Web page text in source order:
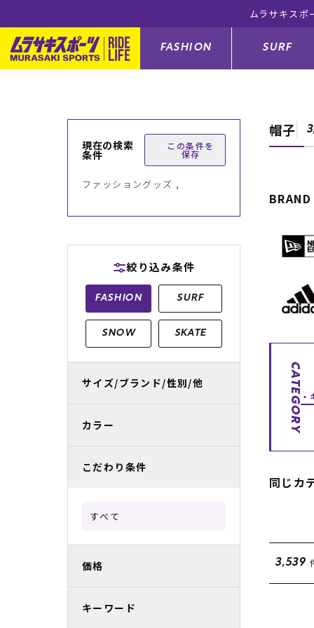
ムラサキス
FASHION
シューズ
バッグ ファッシ
メンズ水着 メンズラ
レディースラッシュガード
SURF
サーフボ
ボディーボード スキムボ
GO ボディーボード 中古/ア
スノーボ
スノーボードゴーグル スノーボ
キッズスノーボードセット スノーボ
スノーボード レンタル
中古/アウトレット スノーウェア
スケート
GO スケートセット
帽子
BRAND
CATEGORY
同じカ
3,539
現在の検索
条件
この条件を
保存
ファッショングッズ ,
絞り込み条件
FASHION SURF
SNOW SKATE
サイズ/ブランド/性別/他
カラー
こだわり条件
すべて
価格
キーワード